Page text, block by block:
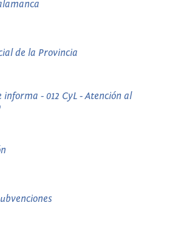
de la Provincia
informa - 012 CyL - Atención al